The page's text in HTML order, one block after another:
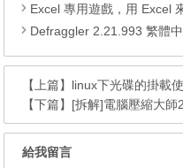
Excel 專用遊戲，用 Excel
Defraggler 2.21.993 繁體中
【上篇】 linux下光碟的掛載
【下篇】 [拆解]電腦壓縮大師
給我留言